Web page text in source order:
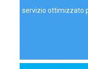
servizio ottimizzato